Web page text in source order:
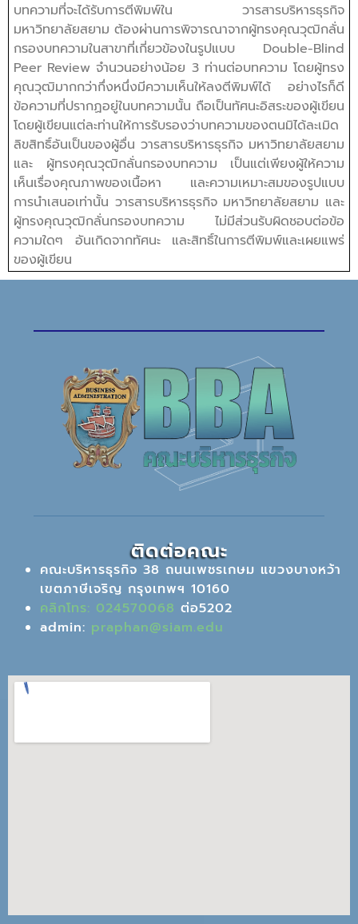
บทความที่จะได้รับการตีพิมพ์ใน วารสารบริหารธุรกิจ
มหาวิทยาลัยสยาม ต้องผ่านการพิจารณาจากผู้ทรงคุณวุฒิกลั่น
กรองบทความในสาขาที่เกี่ยวข้องในรูปแบบ Double-Blind
Peer Review จำนวนอย่างน้อย 3 ท่านต่อบทความ โดยผู้ทรง
คุณวุฒิมากกว่ากึ่งหนึ่งมีความเห็นให้ลงตีพิมพ์ได้ อย่างไรก็ดี
ข้อความที่ปรากฏอยู่ในบทความนั้น ถือเป็นทัศนะอิสระของผู้เขียน
โดยผู้เขียนแต่ละท่านให้การรับรองว่าบทความของตนมิได้ละเมิด
ลิขสิทธิ์อันเป็นของผู้อื่น วารสารบริหารธุรกิจ มหาวิทยาลัยสยาม
และ ผู้ทรงคุณวุฒิกลั่นกรองบทความ เป็นแต่เพียงผู้ให้ความ
เห็นเรื่องคุณภาพของเนื้อหา และความเหมาะสมของรูปแบบ
การนำเสนอเท่านั้น วารสารบริหารธุรกิจ มหาวิทยาลัยสยาม และ
ผู้ทรงคุณวุฒิกลั่นกรองบทความ ไม่มีส่วนรับผิดชอบต่อข้อ
ความใดๆ อันเกิดจากทัศนะ และสิทธิ์ในการตีพิมพ์และเผยแพร่
ของผู้เขียน
ติดต่อคณะ
คณะบริหารธุรกิจ 38 ถนนเพชรเกษม แขวงบางหว้า
เขตภาษีเจริญ กรุงเทพฯ 10160
คลิกโทร: 024570068 ต่อ5202
admin: praphan@siam.edu